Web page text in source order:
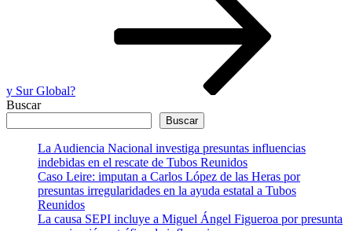
y Sur Global?
Buscar
Buscar
La Audiencia Nacional investiga presuntas influencias
indebidas en el rescate de Tubos Reunidos
Caso Leire: imputan a Carlos López de las Heras por
presuntas irregularidades en la ayuda estatal a Tubos
Reunidos
La causa SEPI incluye a Miguel Ángel Figueroa por presunta